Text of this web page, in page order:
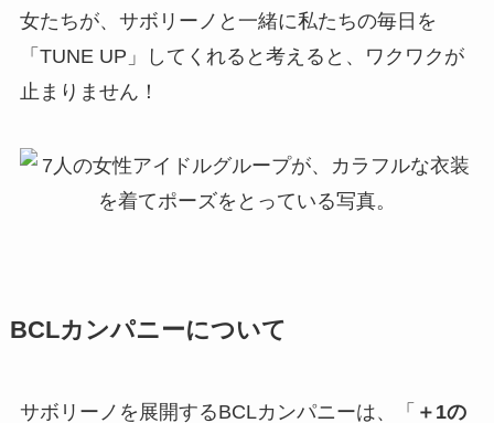
女たちが、サボリーノと一緒に私たちの毎日を
「TUNE UP」してくれると考えると、ワクワクが
止まりません！
BCLカンパニーについて
サボリーノを展開するBCLカンパニーは、「 ＋1の